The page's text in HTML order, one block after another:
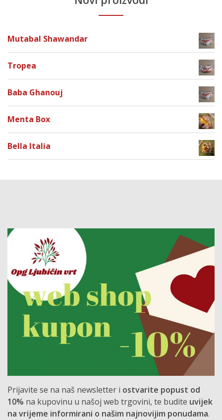
Mutabal Shawandar
Tropea
Baba Ghanouj
Menta Box
Bella Italia
Prijavite se na naš newsletter i ostvarite popust od
10% na kupovinu u našoj web trgovini, te budite uvijek
na vrijeme informirani o našim najnovijim ponudama.